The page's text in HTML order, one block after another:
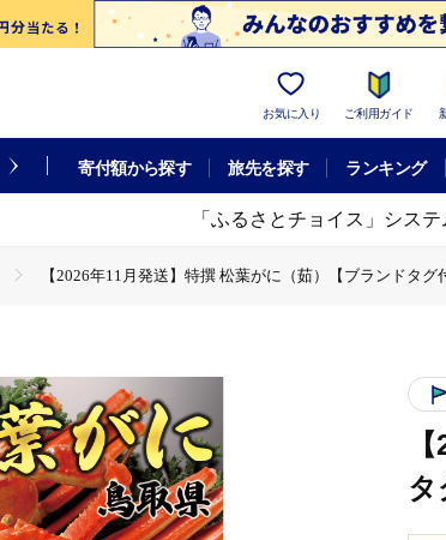
お気に入り ご利用ガイド
寄付額から探す 旅先を探す ランキング
「ふるさとチョイス」シス
【2026年11月発送】特撰 松葉がに（茹）【ブランドタ
タ